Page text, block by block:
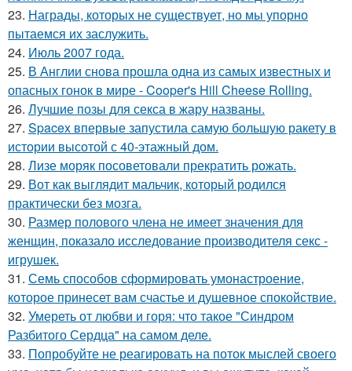
23. Награды, которых не существует, но мы упорно
пытаемся их заслужить.
24. Июль 2007 года.
25. В Англии снова прошла одна из самых известных и
опасных гонок в мире - Cooper's Hill Cheese Rolling.
26. Лучшие позы для секса в жару названы.
27. Spacex впервые запустила самую большую ракету в
истории высотой с 40-этажный дом.
28. Лизе моряк посоветовали прекратить рожать.
29. Вот как выглядит мальчик, который родился
практически без мозга.
30. Размер полового члена не имеет значения для
женщин, показало исследование производителя секс -
игрушек.
31. Семь способов сформировать умонастроение,
которое принесет вам счастье и душевное спокойствие.
32. Умереть от любви и горя: что такое "Синдром
Разбитого Сердца" на самом деле.
33. Попробуйте не реагировать на поток мыслей своего